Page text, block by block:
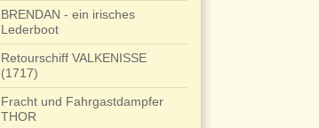
BRENDAN - ein irisches
Lederboot
Retourschiff VALKENISSE
(1717)
Fracht und Fahrgastdampfer
THOR